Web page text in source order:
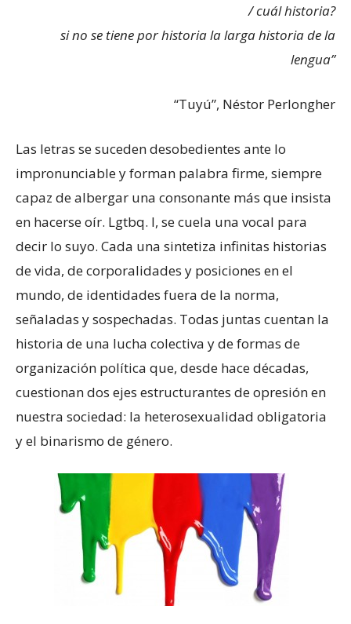
/ cuál historia?
si no se tiene por historia la larga historia de la
lengua”
“Tuyú”, Néstor Perlongher
Las letras se suceden desobedientes ante lo
impronunciable y forman palabra firme, siempre
capaz de albergar una consonante más que insista
en hacerse oír. Lgtbq. I, se cuela una vocal para
decir lo suyo. Cada una sintetiza infinitas historias
de vida, de corporalidades y posiciones en el
mundo, de identidades fuera de la norma,
señaladas y sospechadas. Todas juntas cuentan la
historia de una lucha colectiva y de formas de
organización política que, desde hace décadas,
cuestionan dos ejes estructurantes de opresión en
nuestra sociedad: la heterosexualidad obligatoria
y el binarismo de género.